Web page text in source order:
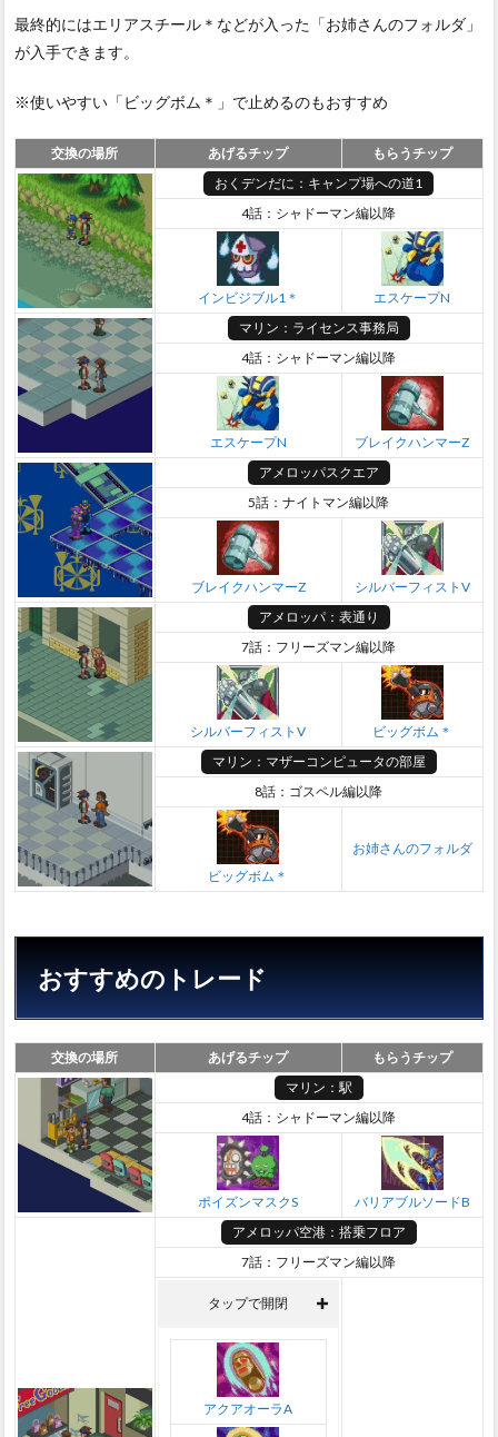
最終的にはエリアスチール＊などが入った「お姉さんのフォルダ」
が入手できます。
※使いやすい「ビッグボム＊」で止めるのもおすすめ
交換の場所 あげるチップ
もらうチップ
おくデンだに：キャンプ場への道1
4話：シャドーマン編以降
インビジブル1＊
エスケープN
マリン：ライセンス事務局
4話：シャドーマン編以降
エスケープN
ブレイクハンマーZ
アメロッパスクエア
5話：ナイトマン編以降
ブレイクハンマーZ
シルバーフィストV
アメロッパ：表通り
7話：フリーズマン編以降
シルバーフィストV
ビッグボム＊
マリン：マザーコンピュータの部屋
8話：ゴスペル編以降
ビッグボム＊
お姉さんのフォルダ
おすすめのトレード
交換の場所 あげるチップ
もらうチップ
マリン：駅
4話：シャドーマン編以降
ポイズンマスクS
バリアブルソードB
アメロッパ空港：搭乗フロア
7話：フリーズマン編以降
タップで開閉
アクアオーラA